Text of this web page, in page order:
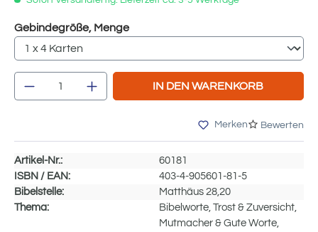
Gebindegröße, Mengeauswählen
Produkt Anzahl: Gib den gewünschten
IN DEN WARENKORB
Merken Bewerten
Artikel-Nr.:
60181
ISBN / EAN:
403-4-905601-81-5
Bibelstelle:
Matthäus 28,20
Thema:
Bibelworte, Trost & Zuversicht,
Mutmacher & Gute Worte,